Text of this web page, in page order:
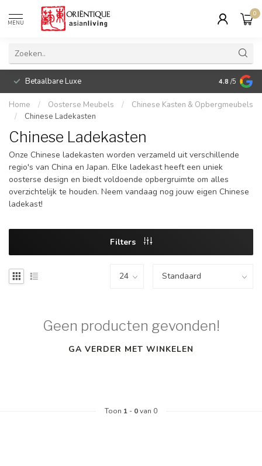
MENU
0
Betaalbare Luxe 4.8 /5
Home / Oosterse Meubels /
Chinese Kasten & Opbergmeubels
/
Chinese Ladekasten
Chinese Ladekasten
Onze Chinese ladekasten worden verzameld uit verschillende
regio's van China en Japan. Elke ladekast heeft een uniek
oosterse design en biedt voldoende opbergruimte om alles
overzichtelijk te houden. Neem vandaag nog jouw eigen Chinese
ladekast!
Filters
Geen producten gevonden!
GA VERDER MET WINKELEN
Toon 1 - 0van 0